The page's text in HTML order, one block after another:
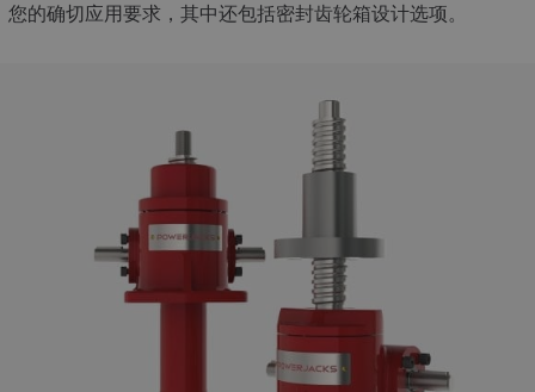
您的确切应用要求，其中还包括密封齿轮箱设计选项。